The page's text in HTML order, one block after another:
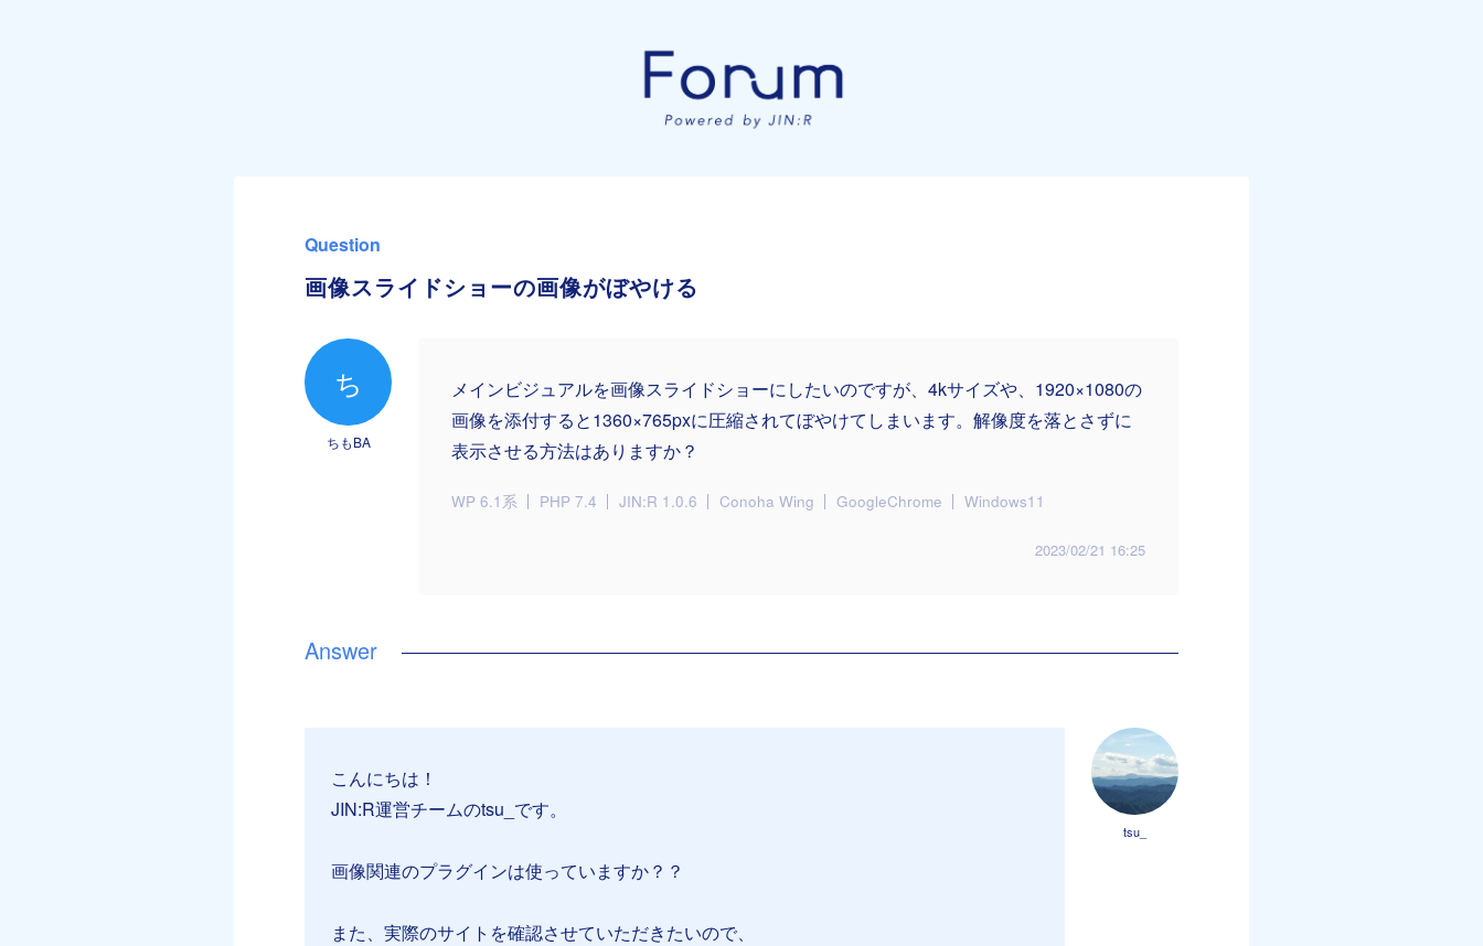
Question
画像スライドショーの画像がぼやける
ち
ちもBA
メインビジュアルを画像スライドショーにしたいのですが、4kサイズや、1920×1080の
画像を添付すると1360×765pxに圧縮されてぼやけてしまいます。解像度を落とさずに
表示させる方法はありますか？
WP 6.1系 PHP 7.4 JIN:R 1.0.6 Conoha Wing GoogleChrome Windows11
2023/02/21 16:25
tsu_
こんにちは！
JIN:R運営チームのtsu_です。
画像関連のプラグインは使っていますか？？
また、実際のサイトを確認させていただきたいので、